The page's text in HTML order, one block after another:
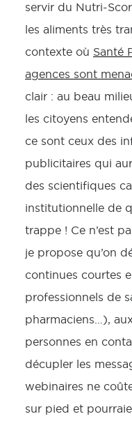
servir du Nutri-
les aliments très
contexte où Santé
agences sont
clair : au beau
les citoyens
ce sont ceux des
publicitaires qui
des scientifiques
institutionnelle de
trappe ! Ce n’est
je propose qu’on
continues courtes
professionnels de
pharmaciens…),
personnes en
décupler les
webinaires ne
sur pied et